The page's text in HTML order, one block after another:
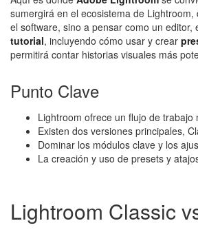
sumergirá en el ecosistema de
el software, sino a pensar como un
tutorial, incluyendo cómo usar y crear
permitirá contar historias visuales más
Punto Clave
Lightroom ofrece un flujo de trabajo
Existen dos versiones principales,
Dominar los módulos clave y los
La creación y uso de presets y
Lightroom Classic